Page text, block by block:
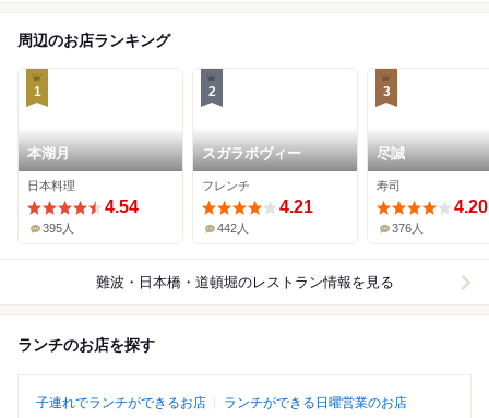
周辺のお店ランキング
1
本湖月
日本料理
4.54
395人
2
スガラボヴィー
フレンチ
4.21
442人
3
尽誠
寿司
4.20
376人
難波・日本橋・道頓堀のレストラン情報を見る
ランチのお店を探す
子連れでランチができるお店 ランチができる日曜営業のお店